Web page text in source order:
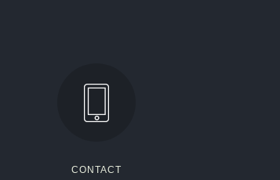
CONTACT